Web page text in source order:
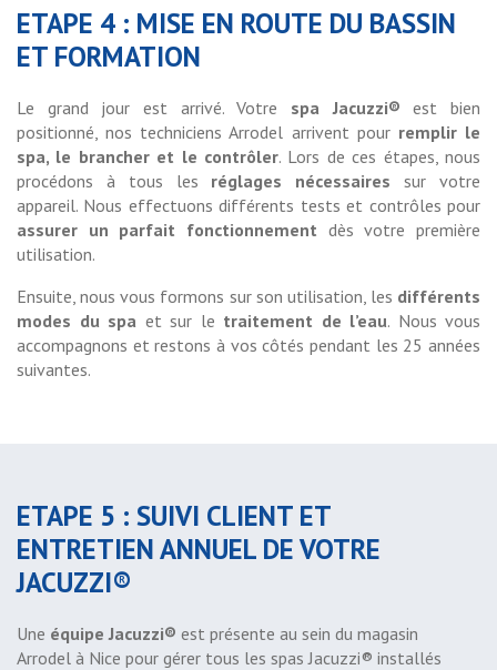
ETAPE 4 : MISE EN ROUTE DU BASSIN
ET FORMATION
Le grand jour est arrivé. Votre spa Jacuzzi® est bien
positionné, nos techniciens Arrodel arrivent pour remplir le
spa, le brancher et le contrôler. Lors de ces étapes, nous
procédons à tous les réglages nécessaires sur votre
appareil. Nous effectuons différents tests et contrôles pour
assurer un parfait fonctionnement dès votre première
utilisation.
Ensuite, nous vous formons sur son utilisation, les différents
modes du spa et sur le traitement de l’eau. Nous vous
accompagnons et restons à vos côtés pendant les 25 années
suivantes.
ETAPE 5 : SUIVI CLIENT ET
ENTRETIEN ANNUEL DE VOTRE
JACUZZI®
Une équipe Jacuzzi® est présente au sein du magasin
Arrodel à Nice pour gérer tous les spas Jacuzzi® installés